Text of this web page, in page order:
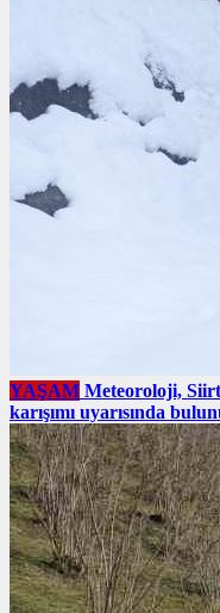
YAŞAM Meteoroloji,
karışımı uyarısında